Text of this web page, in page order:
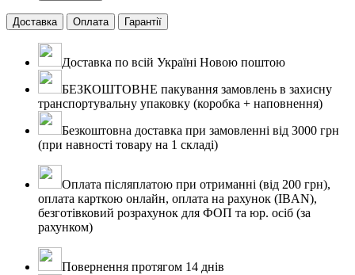
Доставка Оплата Гарантії
Доставка по всій Україні Новою поштою
БЕЗКОШТОВНЕ пакування замовлень в захисну
транспортувальну упаковку (коробка + наповнення)
Безкоштовна доставка при замовленні від 3000 грн
(при навності товару на 1 складі)
Оплата післяплатою при отриманні (від 200 грн),
оплата карткою онлайн, оплата на рахунок (IBAN),
безготівковий розрахунок для ФОП та юр. осіб (за
рахунком)
Повернення протягом 14 днів